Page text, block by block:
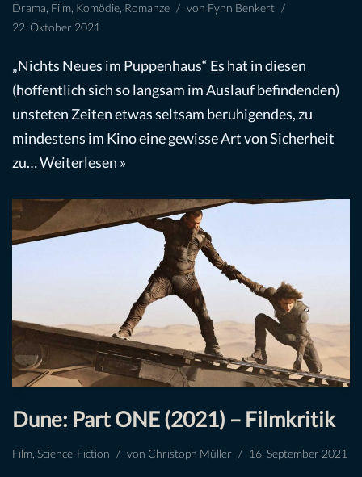
Drama Film Komödie Romanze von Fynn Benkert
22. Oktober 2021
„Nichts Neues im Puppenhaus“ Es hat in diesen
(hoffentlich sich so langsam im Auslauf befindenden)
unsteten Zeiten etwas seltsam beruhigendes, zu
mindestens im Kino eine gewisse Art von Sicherheit
zu…Weiterlesen »
Dune: Part ONE (2021) – Filmkritik
Film Science-Fiction von Christoph Müller 16. September 2021